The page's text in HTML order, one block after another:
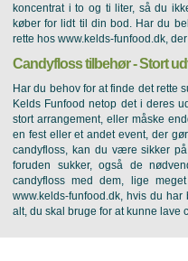
koncentrat i to og ti liter, så du
køber for lidt til din bod. Har du
rette hos www.kelds-funfood.dk,
Candyfloss tilbehør - Stort
Har du behov for at finde det rette
Kelds Funfood netop det i deres
stort arrangement, eller måske
en fest eller et andet event, der
candyfloss, kan du være sikker
foruden sukker, også de
candyfloss med dem, lige
www.kelds-funfood.dk, hvis du
alt, du skal bruge for at kunne lave